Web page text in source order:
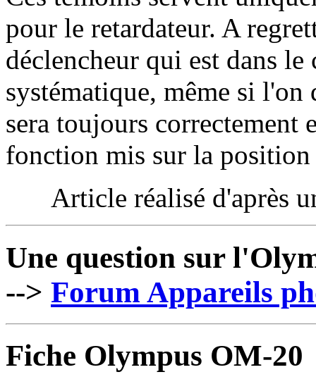
pour le retardateur. A
déclencheur qui est dans
systématique, même si
sera toujours correctement
fonction mis sur la
Article réalisé d'après
Une question sur
--> Forum Appareils
Fiche Olympus OM-20